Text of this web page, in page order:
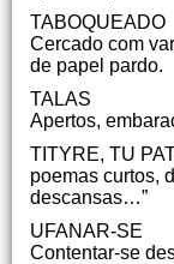
TABOQUEADO
Cercado com
de papel pardo.
TALAS
Apertos,
TITYRE, TU
poemas curtos,
descansas…”
UFANAR-SE
Contentar-se